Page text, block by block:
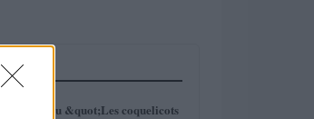
LUS
du tableau &quot;Les coquelicots